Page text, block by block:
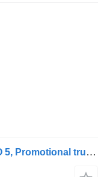
Mercedes-Benz Vario 816 D EURO 5, Promotional truck, NL plate